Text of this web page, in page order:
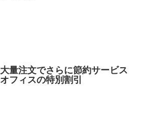
大量注文でさらに節約サービス
オフィスの特別割引